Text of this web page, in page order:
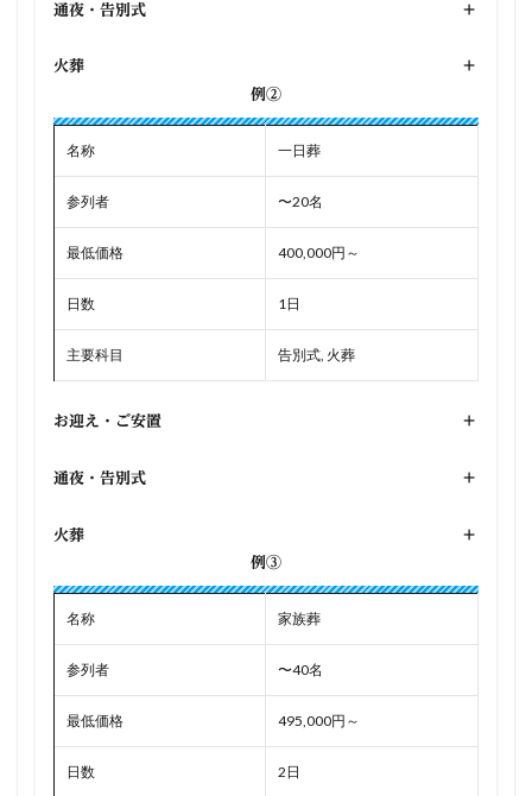
通夜・告別式 +
火葬
+
例②
名称 一日葬
参列者 〜20名
最低価格 400,000円～
日数 1日
主要科目 告別式, 火葬
お迎え・ご安置 +
通夜・告別式 +
火葬
+
例③
名称 家族葬
参列者 〜40名
最低価格 495,000円～
日数 2日